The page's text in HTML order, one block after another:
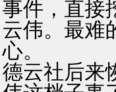
事件，直接
云伟。最难
心。
德云社后来